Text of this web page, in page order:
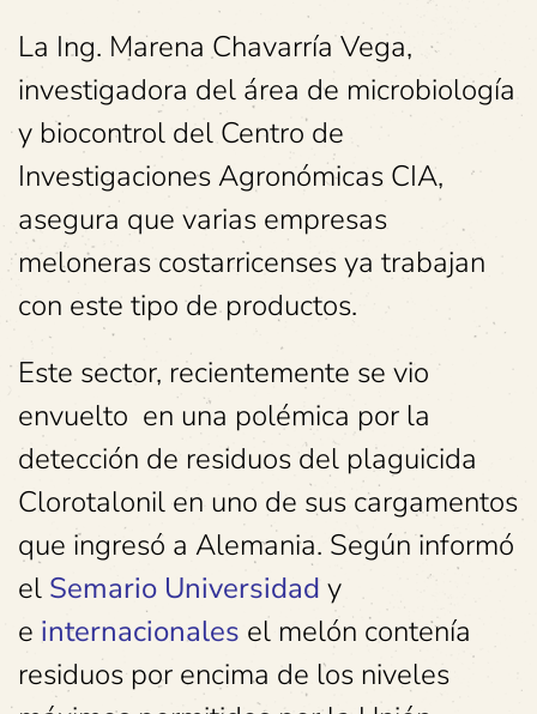
La Ing. Marena Chavarría Vega,
investigadora del área de microbiología
y biocontrol del Centro de
Investigaciones Agronómicas CIA,
asegura que varias empresas
meloneras costarricenses ya trabajan
con este tipo de productos.
Este sector, recientemente se vio
envuelto en una polémica por la
detección de residuos del plaguicida
Clorotalonil en uno de sus cargamentos
que ingresó a Alemania. Según informó
el Semario Universidad y
e internacionales el melón contenía
residuos por encima de los niveles